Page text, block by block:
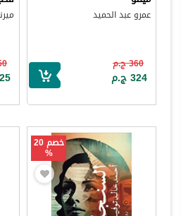
عمرو عبد الحميد
360 ج.م
324 ج.م
خصم 20
%